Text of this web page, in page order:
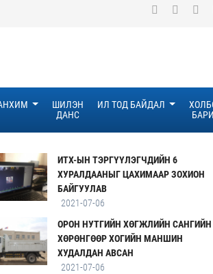
ШИЛЭН
ДАНС
ИЛ ТОД БАЙДАЛ
ИТХ-ЫН ТЭРГҮҮЛЭГЧДИЙН 6
ХУРАЛДААНЫГ ЦАХИМААР ЗОХИОН
БАЙГУУЛАВ
2021-07-06
ОРОН НУТГИЙН ХӨГЖЛИЙН САНГИЙН
ХӨРӨНГӨӨР ХОГИЙН МАНШИН
ХУДАЛДАН АВСАН
2021-07-06